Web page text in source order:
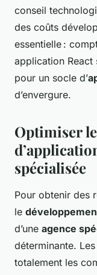
conseil
des coûts
essentielle :
application
pour un socle d’
d’envergure.
Optimiser
spécialisée
Pour obtenir des
le
d’une agence
déterminante. Les
totalement les